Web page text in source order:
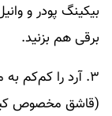
بیکینگ پودر و
برقی هم بزنید.
۳. آرد را کم‌کم
(قاشق مخصوص